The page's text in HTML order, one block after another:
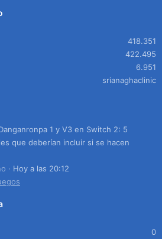
418.351
422.495
6.951
srianaghaclinic
1 y V3 en Switch 2: 5
que deberían incluir si se hacen
Hoy a las 20:12
0